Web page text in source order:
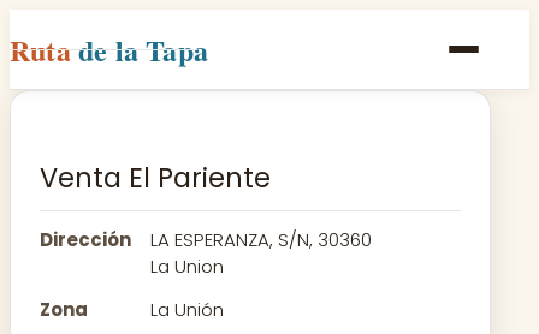
Rutade la Tapa
Inicio
Rutas
Contacto
Venta El Pariente
Dirección
LA ESPERANZA, S/N, 30360
La Union
Zona
La Unión